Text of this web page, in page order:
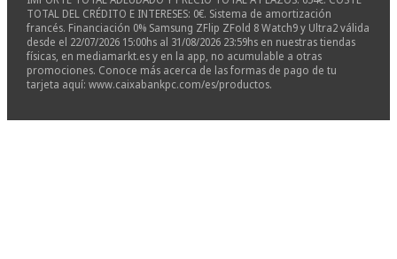
TOTAL DEL CRÉDITO E INTERESES: 0€. Sistema de amortización
francés. Financiación 0% Samsung ZFlip ZFold 8 Watch9 y Ultra2 válida
desde el 22/07/2026 15:00hs al 31/08/2026 23:59hs en nuestras tiendas
físicas, en mediamarkt.es y en la app, no acumulable a otras
promociones. Conoce más acerca de las formas de pago de tu
tarjeta aquí: www.caixabankpc.com/es/productos.